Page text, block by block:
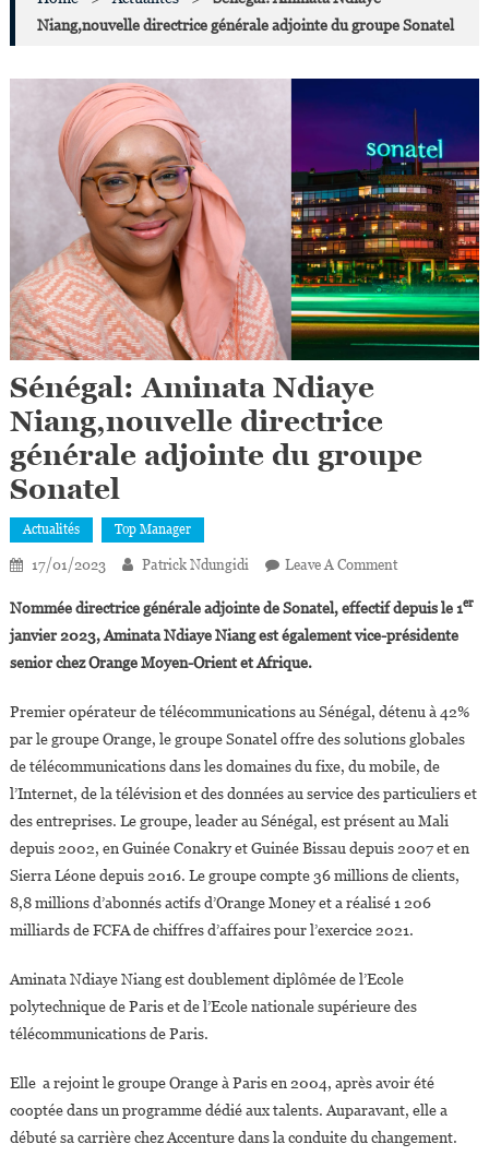
Niang,nouvelle directrice générale adjointe du groupe Sonatel
Sénégal: Aminata Ndiaye
Niang,nouvelle directrice
générale adjointe du groupe
Sonatel
Actualités Top Manager
17/01/2023 Patrick Ndungidi Leave A CommentOn
Aminata
Ndiaye
Générale
Adjointe
Du
Groupe
Sonatel
Nommée directrice générale adjointe de Sonatel, effectif depuis le 1er
janvier 2023, Aminata Ndiaye Niang est également vice-présidente
senior chez Orange Moyen-Orient et Afrique.
Premier opérateur de télécommunications au Sénégal, détenu à 42%
par le groupe Orange, le groupe Sonatel offre des solutions globales
de télécommunications dans les domaines du fixe, du mobile, de
l’Internet, de la télévision et des données au service des particuliers et
des entreprises. Le groupe, leader au Sénégal, est présent au Mali
depuis 2002, en Guinée Conakry et Guinée Bissau depuis 2007 et en
Sierra Léone depuis 2016. Le groupe compte 36 millions de clients,
8,8 millions d’abonnés actifs d’Orange Money et a réalisé 1 206
milliards de FCFA de chiffres d’affaires pour l’exercice 2021.
Aminata Ndiaye Niang est doublement diplômée de l’Ecole
polytechnique de Paris et de l’Ecole nationale supérieure des
télécommunications de Paris.
Elle a rejoint le groupe Orange à Paris en 2004, après avoir été
cooptée dans un programme dédié aux talents. Auparavant, elle a
débuté sa carrière chez Accenture dans la conduite du changement.